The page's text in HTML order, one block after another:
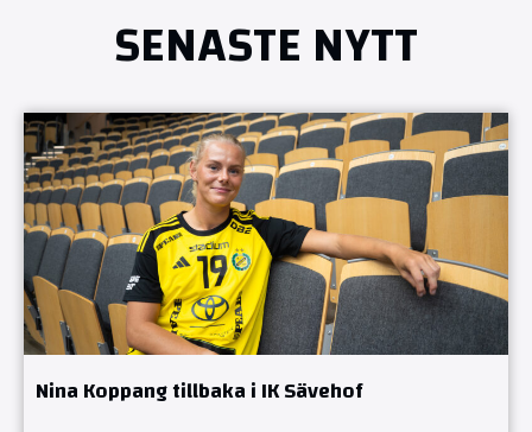
SENASTE NYTT
Nina Koppang tillbaka i IK Sävehof